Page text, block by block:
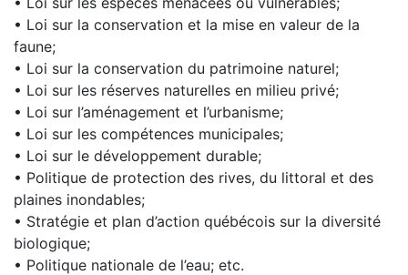
• Loi sur la conservation et la mise en valeur de la
faune;
• Loi sur la conservation du patrimoine naturel;
• Loi sur les réserves naturelles en milieu privé;
• Loi sur l’aménagement et l’urbanisme;
• Loi sur les compétences municipales;
• Loi sur le développement durable;
• Politique de protection des rives, du littoral et des
plaines inondables;
• Stratégie et plan d’action québécois sur la diversité
biologique;
• Politique nationale de l’eau; etc.